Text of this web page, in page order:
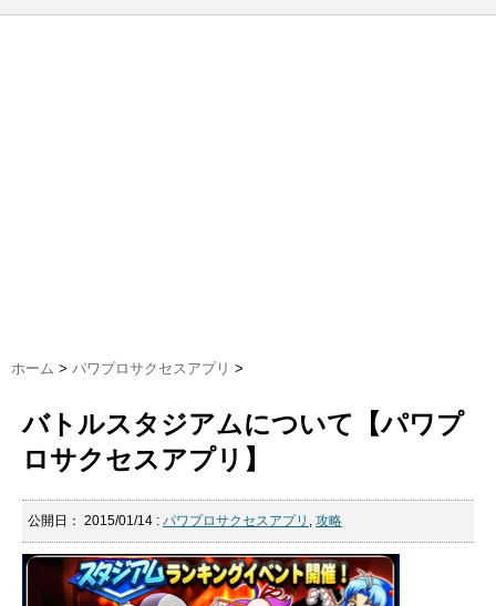
ホーム > パワプロサクセスアプリ >
バトルスタジアムについて【パワプ
ロサクセスアプリ】
公開日： 2015/01/14 : パワプロサクセスアプリ , 攻略